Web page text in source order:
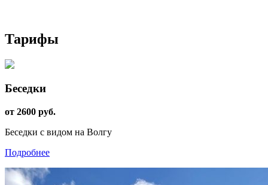
Тарифы
Беседки
от 2600 руб.
Беседки с видом на Волгу
Подробнее